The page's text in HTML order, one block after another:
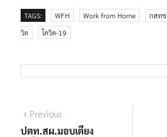
TAGS: WFH Work from Home กสทช
วิด
โควิด-19
Previous
ปตท.สผ.มอบเตียง